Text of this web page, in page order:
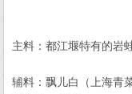
主料：都江堰特有的岩
辅料：飘儿白（上海青